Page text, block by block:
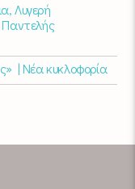
Λυγερή
| Νέα κυκλοφορία